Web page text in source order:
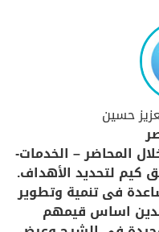
حسين
المحاضر – الخدمات-
كيم لتحديد الأهداف.
فى تنمية وتطوير
اساس قيمهم